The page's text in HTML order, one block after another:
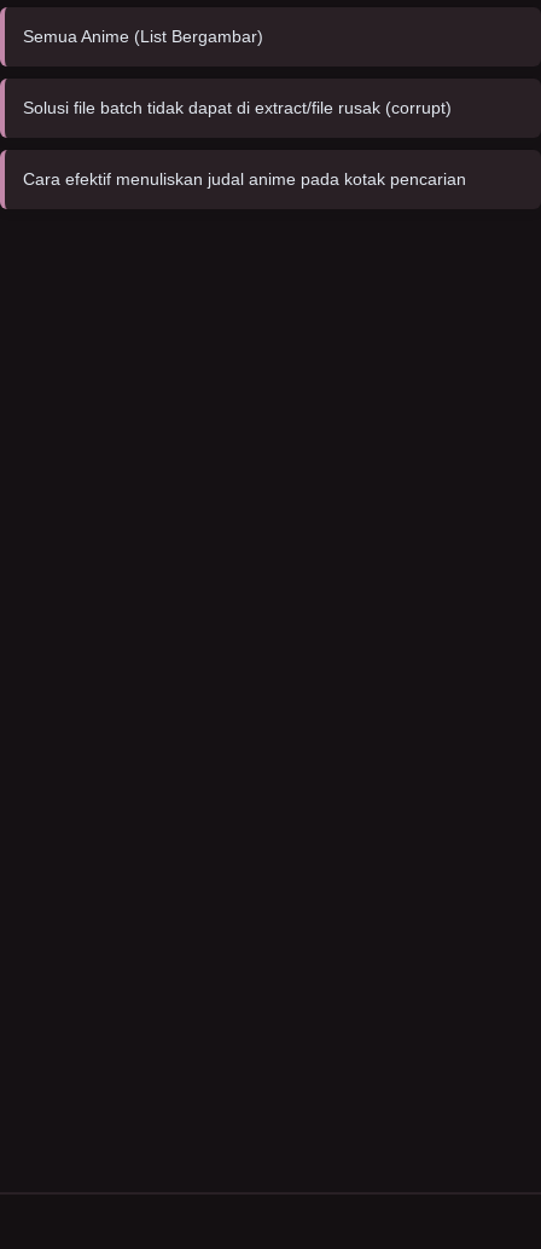
Semua Anime (List Bergambar)
Solusi file batch tidak dapat di extract/file rusak (corrupt)
Cara efektif menuliskan judal anime pada kotak pencarian